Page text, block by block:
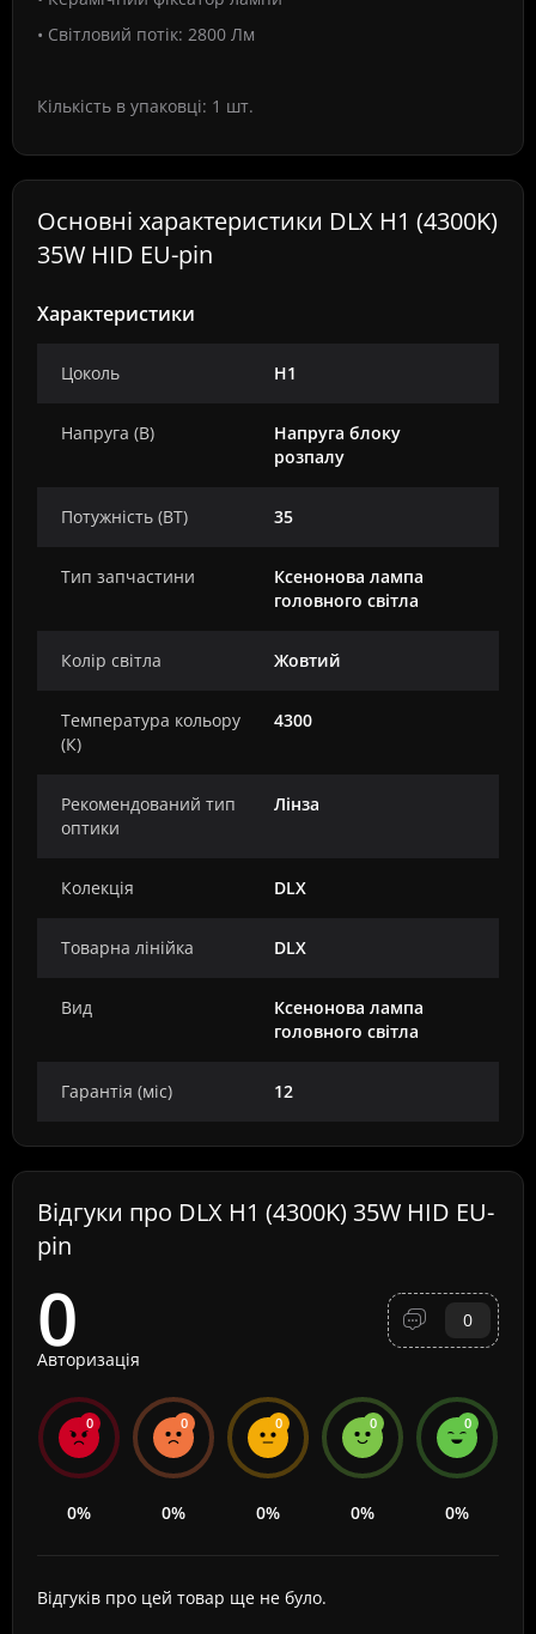
• Світловий потік: 2800 Лм
Кількість в упаковці: 1 шт.
Основні характеристики DLX H1 (4300K)
35W HID EU-pin
Характеристики
Цоколь H1
Напруга (В)
Напруга блоку
розпалу
Потужність (ВТ) 35
Тип запчастини
Ксенонова лампа
головного світла
Колір світла Жовтий
Температура кольору
(К)
4300
Рекомендований тип
оптики
Лінза
Колекція DLX
Товарна лінійка DLX
Вид
Ксенонова лампа
головного світла
Гарантія (міс) 12
Відгуки про DLX H1 (4300K) 35W HID EU-
pin
0
0
Авторизація
0
0%
0
0%
0
0%
0
0%
0
0%
Відгуків про цей товар ще не було.